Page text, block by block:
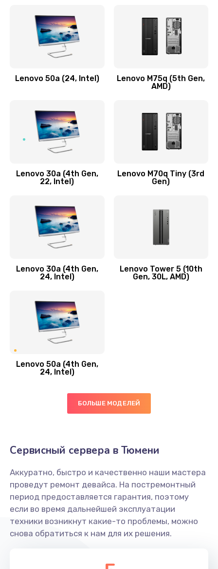
600 руб.
Чистка от пыли или влаги
Ремонт элементов корпуса
Заказать
450 руб.
Ремонт цепей питания платы
400 руб.
Заказать
Замена слухового динамика
350 руб.
Lenovo 50a (24, Intel)
Lenovo M75q (5th Gen,
AMD)
Lenovo 30a (4th Gen,
22, Intel)
Lenovo M70q Tiny (3rd
Gen)
Lenovo 30a (4th Gen,
24, Intel)
Lenovo Tower 5 (10th
Gen, 30L, AMD)
Lenovo 50a (4th Gen,
24, Intel)
БОЛЬШЕ МОДЕЛЕЙ
Сервисный сервера в Тюмени
Аккуратно, быстро и качественно наши мастера
проведут ремонт девайса. На постремонтный
период предоставляется гарантия, поэтому
если во время дальнейшей эксплуатации
техники возникнут какие-то проблемы, можно
снова обратиться к нам для их решения.